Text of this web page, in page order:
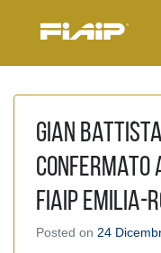
Gian
confermato
Fiaip Emilia-
Posted on 24